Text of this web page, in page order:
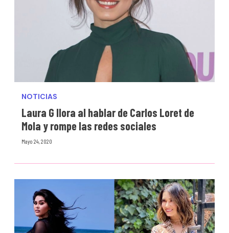
NOTICIAS
Laura G llora al hablar de Carlos Loret de
Mola y rompe las redes sociales
Mayo 24, 2020